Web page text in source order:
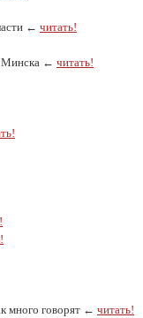
← читать!
Минска ← читать!
много говорят ← читать!